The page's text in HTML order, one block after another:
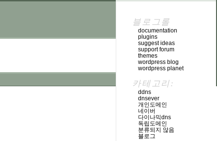
블로그롤
documentation
plugins
suggest ideas
support forum
themes
wordpress blog
wordpress planet
카테고리:
ddns
dnsever
개인도메인
네이버
다이나믹dns
독립도메인
분류되지 않음
블로그